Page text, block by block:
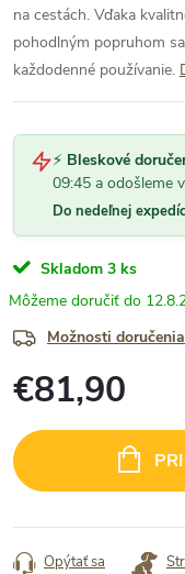
na cestách. Vďaka
pohodlným popruhom
každodenné používanie.
⚡ Bleskové
09:45 a odošleme
Do nedeľnej
Skladom 3 ks
Možnosti doručenia
€81,90
cena:
Opýtať sa